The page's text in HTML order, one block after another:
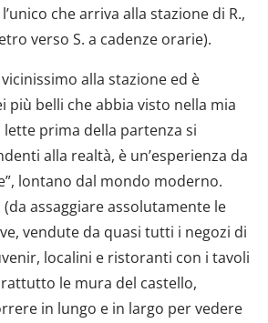
che arriva alla stazione di R.,
verso S. a cadenze orarie).
alla stazione ed è
più belli che abbia visto nella mia
lette prima della partenza si
alla realtà, è un’esperienza da
lontano dal mondo moderno.
assaggiare assolutamente le
vendute da quasi tutti i negozi di
localini e ristoranti con i tavoli
le mura del castello,
in lungo e in largo per vedere